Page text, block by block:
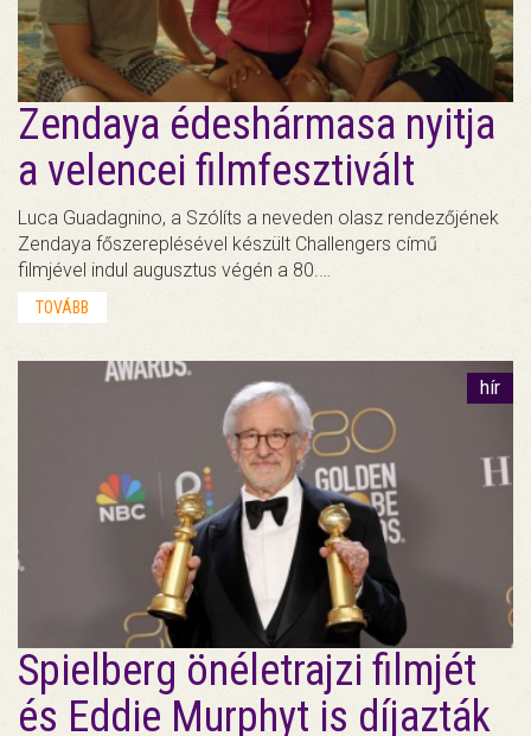
Zendaya édeshármasa nyitja
a velencei filmfesztivált
Luca Guadagnino, a Szólíts a neveden olasz rendezőjének
Zendaya főszereplésével készült Challengers című
filmjével indul augusztus végén a 80.…
TOVÁBB
hír
Spielberg önéletrajzi filmjét
és Eddie Murphyt is díjazták